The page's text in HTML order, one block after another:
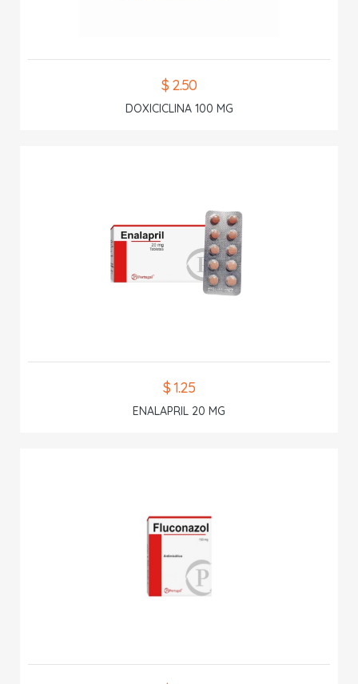
$ 2.50
DOXICICLINA 100 MG
$ 1.25
ENALAPRIL 20 MG